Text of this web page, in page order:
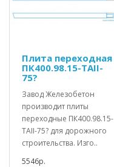
Плита переходная
ПК400.98.15-ТАII-
75?
Завод Железобетон
производит плиты
переходные ПК400.98.15-
ТАII-75? для дорожного
строительства. Изго..
5546р.